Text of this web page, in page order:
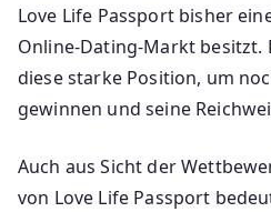
Love Life Passport bisher
Online-Dating-Markt
diese starke Position, um
gewinnen und seine
Auch aus Sicht der
von Love Life Passport